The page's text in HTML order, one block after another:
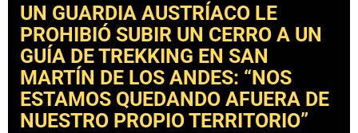
UN GUARDIA AUSTRÍACO LE
PROHIBIÓ SUBIR UN CERRO A UN
GUÍA DE TREKKING EN SAN
MARTÍN DE LOS ANDES: “NOS
ESTAMOS QUEDANDO AFUERA DE
NUESTRO PROPIO TERRITORIO”